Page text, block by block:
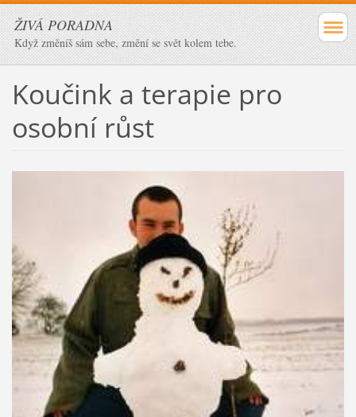
ŽIVÁ PORADNA
Když změníš sám sebe, změní se svět kolem tebe.
Koučink a terapie pro
osobní růst